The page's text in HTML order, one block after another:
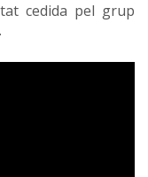
cedida pel grup